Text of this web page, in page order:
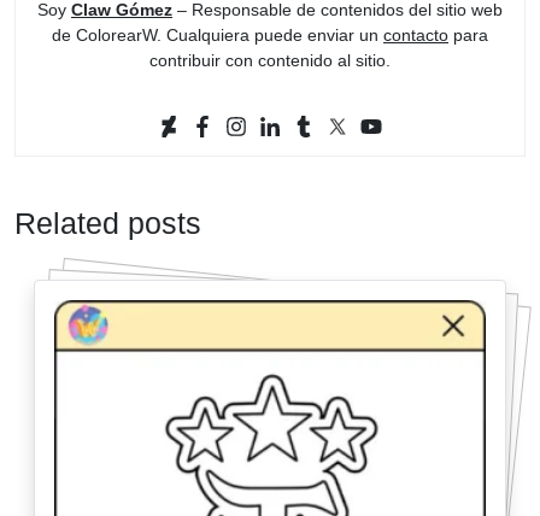
Soy Claw Gómez – Responsable de contenidos del sitio web
de ColorearW. Cualquiera puede enviar un contacto para
contribuir con contenido al sitio.
Related posts